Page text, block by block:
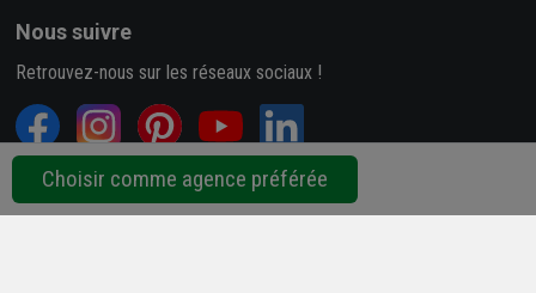
Choisir comme agence préférée
Nous suivre
Retrouvez-nous sur les réseaux sociaux !